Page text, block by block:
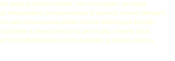
suplu şi interdisciplinar, care presupune, pe lângă
interpretative complementare în domenii conexe literaturii.
care preocuparea pentru muzică estetizează thanatic
a veacului trecut şi, pe de alta, o foarte bună
fi dorit dintotdeauna să fie decriptat, şi anume aceea a